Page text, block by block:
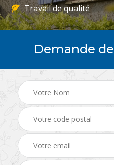
Travail de qualité
Demande